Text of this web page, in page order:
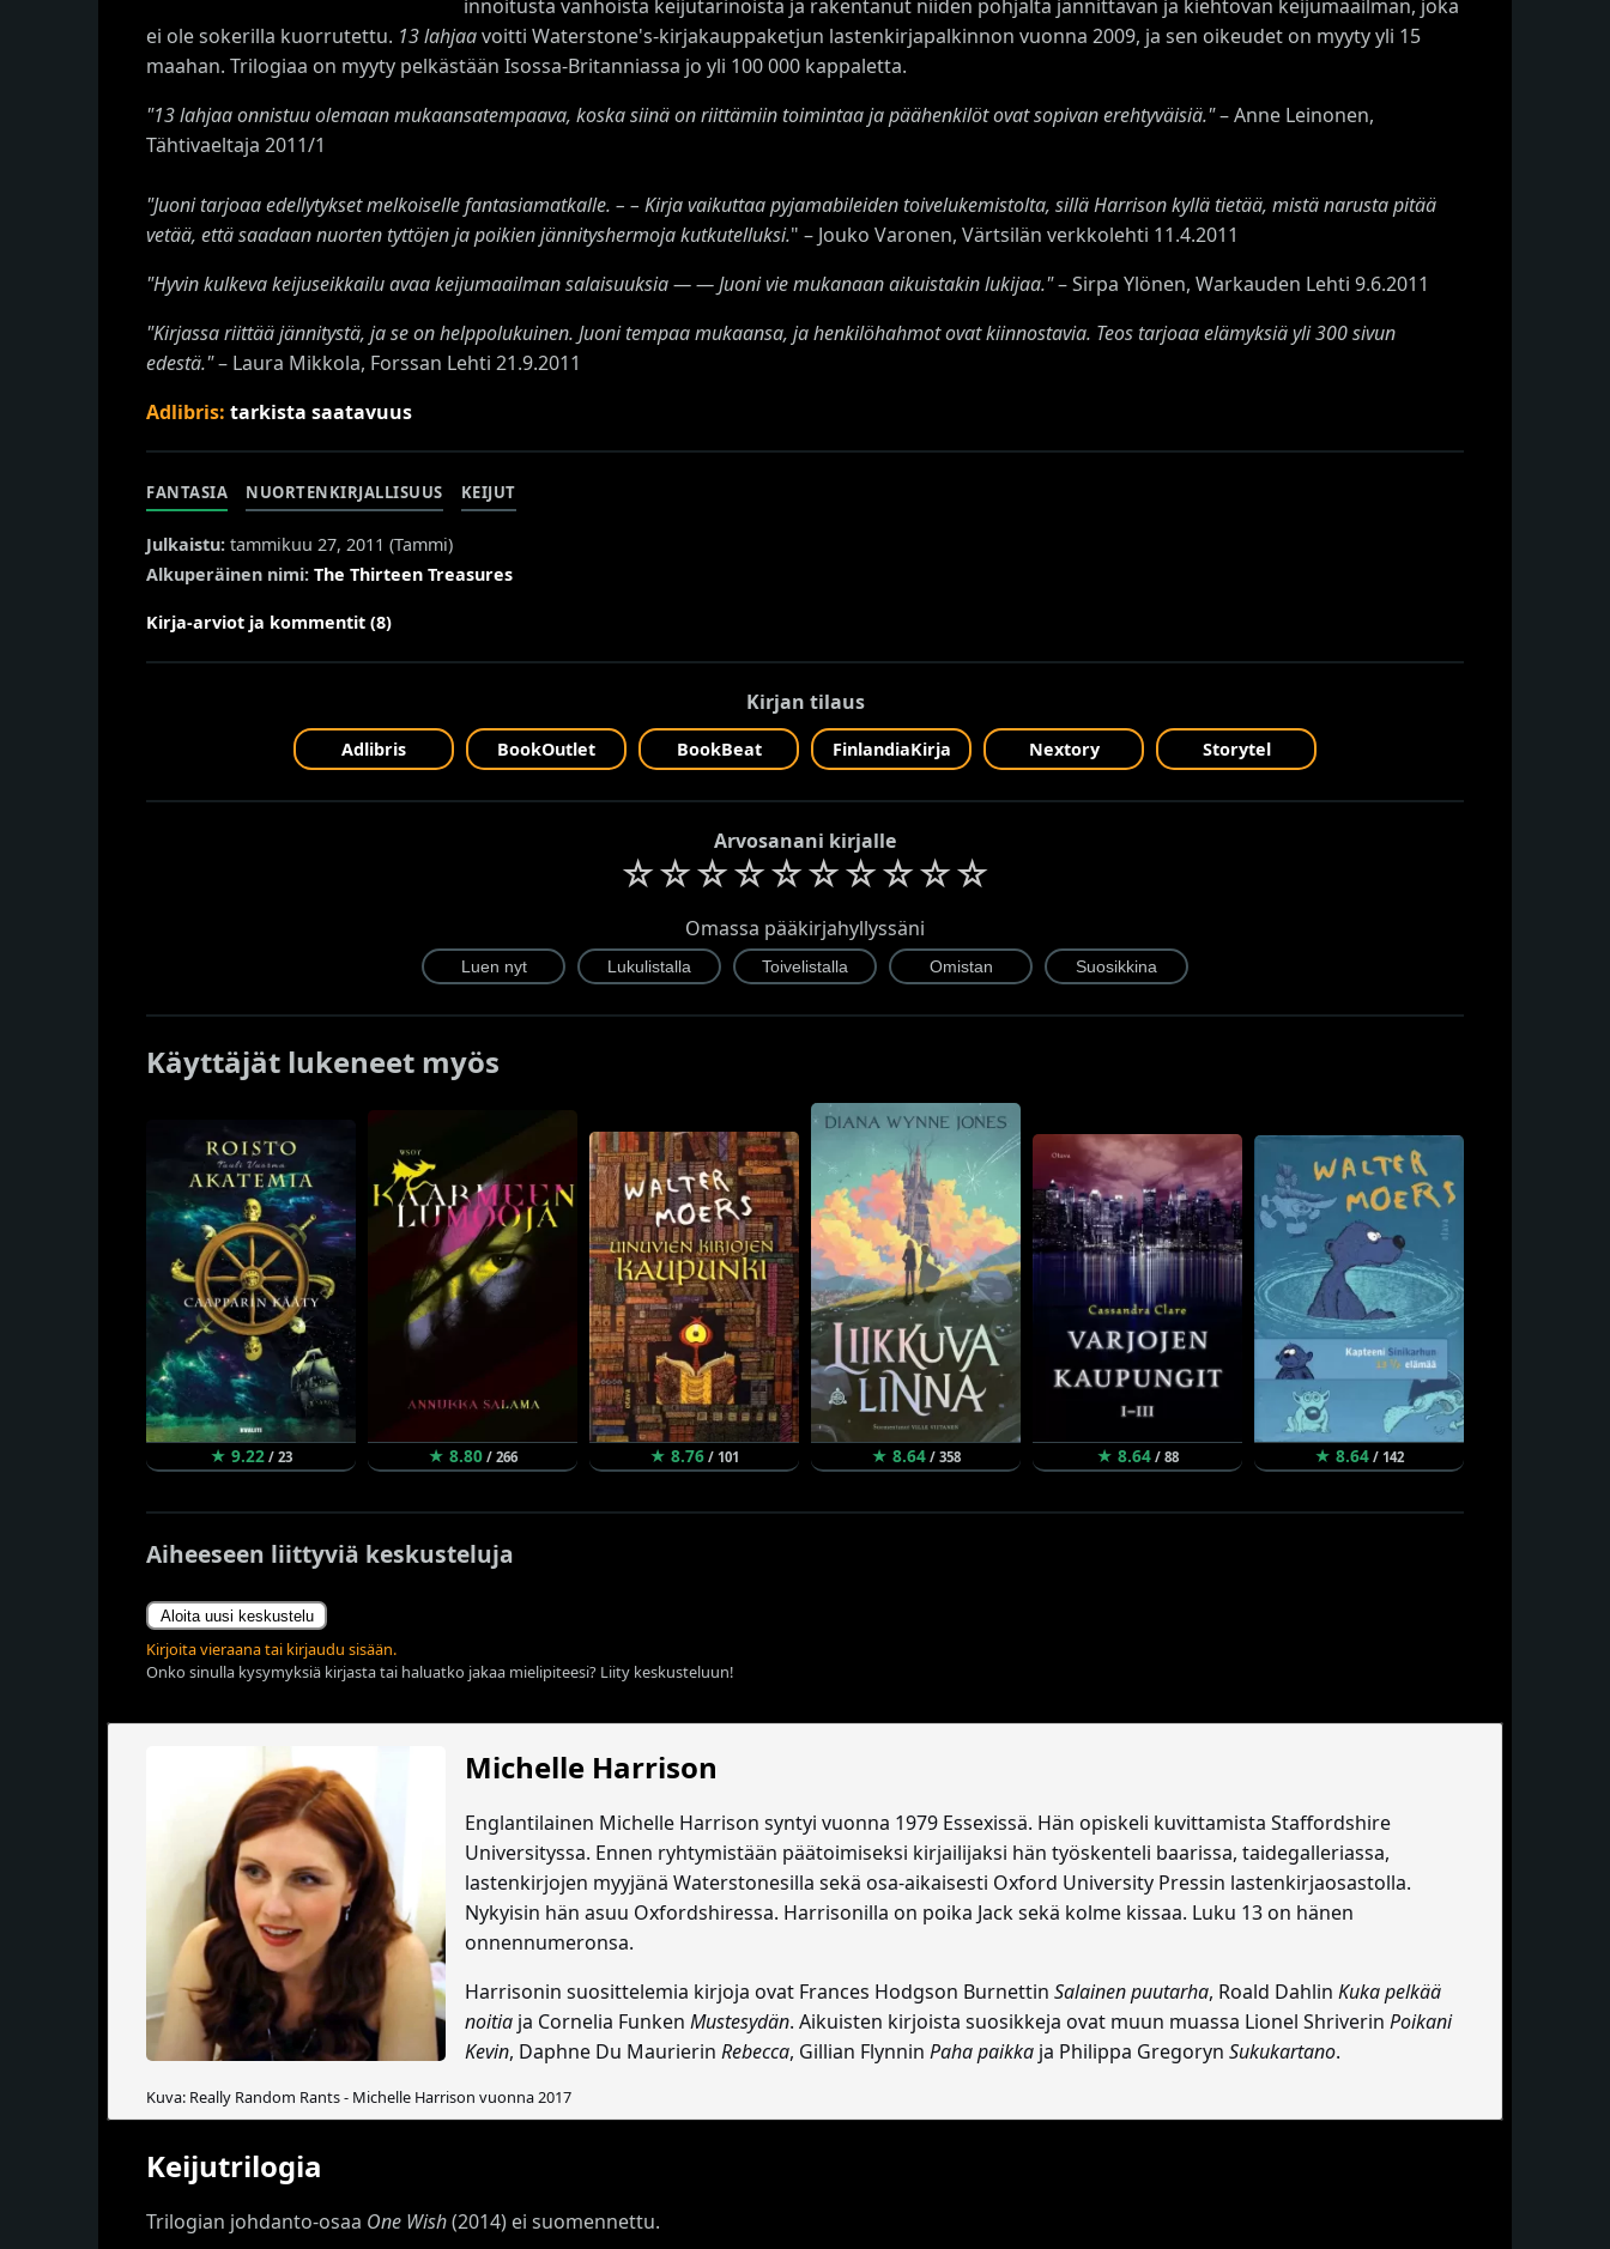
innoitusta vanhoista keijutarinoista ja rakentanut niiden pohjalta jännittävän ja kiehtovan keijumaailman, joka
ei ole sokerilla kuorrutettu. 13 lahjaavoitti Waterstone's-kirjakauppaketjun lastenkirjapalkinnon vuonna 2009, ja sen oikeudet on myyty yli 15
maahan. Trilogiaa on myyty pelkästään Isossa-Britanniassa jo yli 100 000 kappaletta.
"13 lahjaa onnistuu olemaan mukaansatempaava, koska siinä on riittämiin toimintaa ja päähenkilöt ovat sopivan erehtyväisiä."– Anne Leinonen,
Tähtivaeltaja 2011/1
"Juoni tarjoaa edellytykset melkoiselle fantasiamatkalle. – – Kirja vaikuttaa pyjamabileiden toivelukemistolta, sillä Harrison kyllä tietää, mistä narusta pitää
vetää, että saadaan nuorten tyttöjen ja poikien jännityshermoja kutkutelluksi." – Jouko Varonen, Värtsilän verkkolehti 11.4.2011
"Hyvin kulkeva keijuseikkailu avaa keijumaailman salaisuuksia — — Juoni vie mukanaan aikuistakin lukijaa."– Sirpa Ylönen, Warkauden Lehti 9.6.2011
"Kirjassa riittää jännitystä, ja se on helppolukuinen. Juoni tempaa mukaansa, ja henkilöhahmot ovat kiinnostavia. Teos tarjoaa elämyksiä yli 300 sivun
edestä."– Laura Mikkola, Forssan Lehti 21.9.2011
Adlibris: tarkista saatavuus
FANTASIA NUORTENKIRJALLISUUS KEIJUT
Julkaistu: tammikuu 27, 2011 (Tammi)
Alkuperäinen nimi: The Thirteen Treasures
Kirja-arviot ja kommentit (8)
Kirjan tilaus
Adlibris BookOutlet BookBeat FinlandiaKirja Nextory Storytel
Arvosanani kirjalle
☆☆☆☆☆☆☆☆☆☆
Omassa pääkirjahyllyssäni
Käyttäjät lukeneet myös
★ 9.22 / 23 ★ 8.80 / 266 ★ 8.76 / 101 ★ 8.64 / 358 ★ 8.64 / 88 ★ 8.64 / 142
Aiheeseen liittyviä keskusteluja
Aloita uusi keskustelu
Kirjoita vieraana tai kirjaudu sisään.
Onko sinulla kysymyksiä kirjasta tai haluatko jakaa mielipiteesi? Liity keskusteluun!
Michelle Harrison
Englantilainen Michelle Harrison syntyi vuonna 1979 Essexissä. Hän opiskeli kuvittamista Staffordshire
Universityssa. Ennen ryhtymistään päätoimiseksi kirjailijaksi hän työskenteli baarissa, taidegalleriassa,
lastenkirjojen myyjänä Waterstonesilla sekä osa-aikaisesti Oxford University Pressin lastenkirjaosastolla.
Nykyisin hän asuu Oxfordshiressa. Harrisonilla on poika Jack sekä kolme kissaa. Luku 13 on hänen
onnennumeronsa.
Harrisonin suosittelemia kirjoja ovat Frances Hodgson Burnettin Salainen puutarha, Roald Dahlin Kuka pelkää
noitia ja Cornelia Funken Mustesydän. Aikuisten kirjoista suosikkeja ovat muun muassa Lionel Shriverin Poikani
Kevin, Daphne Du Maurierin Rebecca, Gillian Flynnin Paha paikka ja Philippa Gregoryn Sukukartano.
Kuva: Really Random Rants - Michelle Harrison vuonna 2017
Keijutrilogia
Trilogian johdanto-osaa One Wish(2014) ei suomennettu.